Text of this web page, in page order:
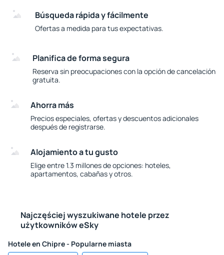
Búsqueda rápida y fácilmente
Ofertas a medida para tus expectativas.
Planifica de forma segura
Reserva sin preocupaciones con la opción de cancelación
gratuita.
Ahorra más
Precios especiales, ofertas y descuentos adicionales
después de registrarse.
Alojamiento a tu gusto
Elige entre 1.3 millones de opciones: hoteles,
apartamentos, cabañas y otros.
Najczęściej wyszukiwane hotele przez
użytkowników eSky
Hotele en Chipre - Popularne miasta